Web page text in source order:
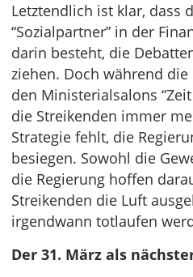
Letztendlich ist klar, dass
“Sozialpartner” in der
darin besteht, die
ziehen. Doch während
den Ministerialsalons
die Streikenden immer
Strategie fehlt, die
besiegen. Sowohl die
die Regierung hoffen
Streikenden die Luft
irgendwann totlaufen
Der 31. März als